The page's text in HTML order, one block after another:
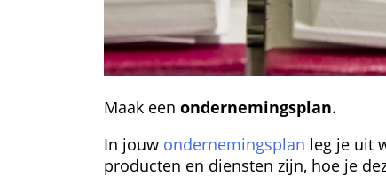
Maak een ondernemingsplan.
In jouw ondernemingsplan leg je uit
producten en diensten zijn, hoe je